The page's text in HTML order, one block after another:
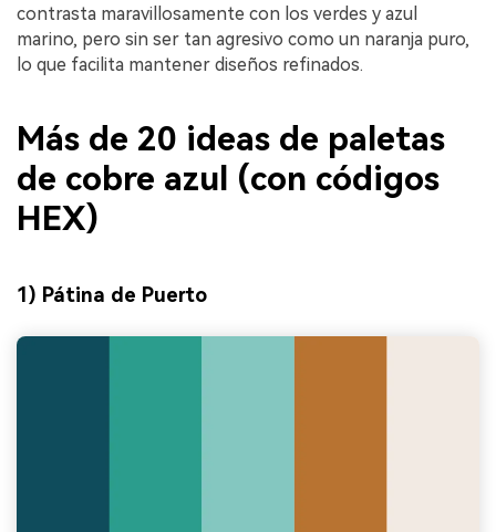
contrasta maravillosamente con los verdes y azul
marino, pero sin ser tan agresivo como un naranja puro,
lo que facilita mantener diseños refinados.
Más de 20 ideas de paletas
de cobre azul (con códigos
HEX)
1) Pátina de Puerto